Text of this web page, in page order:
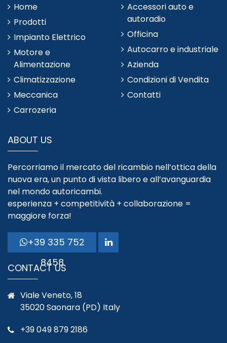
Home
Prodotti
Impianto Elettrico
Motore e
Alimentazione
Climatizzazione
Meccanica
Carrozeria
Accessori auto e
autoradio
Officina
Autocarro e industriale
Azienda
Condizioni di Vendita
Contatti
ABOUT US
Percorriamo il mercato del ricambio nell’ottica della
nuova era, un punto di vista libero e all’avanguardia
nel mondo autoricambi.
esperienza + competitività + collaborazione =
maggiore forza!
+39 335 752
8458
CONTACT US
Viale Veneto, 18
35020 Saonara (PD) Italy
+39 049 879 2186